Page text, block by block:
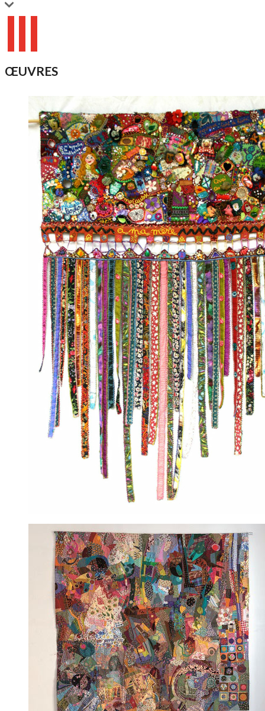
ŒUVRES